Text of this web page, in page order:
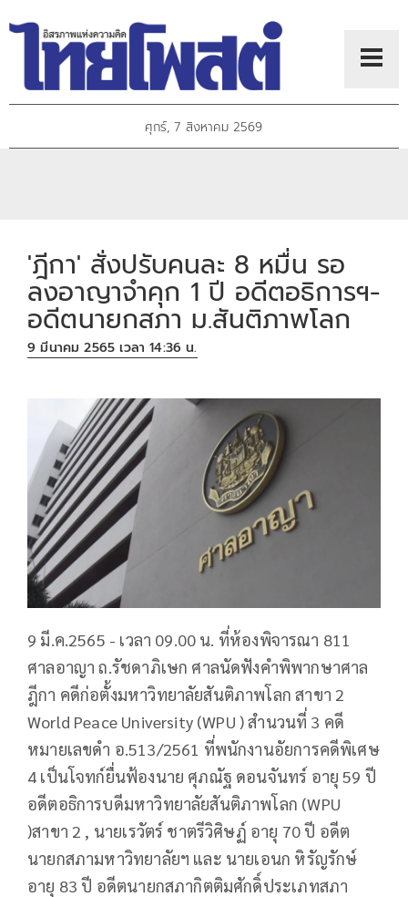
ศุกร์, 7 สิงหาคม 2569
'ฎีกา' สั่งปรับคนละ 8 หมื่น รอ
ลงอาญาจำคุก 1 ปี อดีตอธิการฯ-
อดีตนายกสภา ม.สันติภาพโลก
9 มีนาคม 2565 เวลา 14:36 น.
9 มี.ค.2565 - เวลา 09.00 น. ที่ห้องพิจารณา 811
ศาลอาญา ถ.รัชดาภิเษก ศาลนัดฟังคำพิพากษาศาล
ฎีกา คดีก่อตั้งมหาวิทยาลัยสันติภาพโลก สาขา 2
World Peace University (WPU ) สำนวนที่ 3 คดี
หมายเลขดำ อ.513/2561 ที่พนักงานอัยการคดีพิเศษ
4 เป็นโจทก์ยื่นฟ้องนาย ศุภณัฐ ดอนจันทร์ อายุ 59 ปี
อดีตอธิการบดีมหาวิทยาลัยสันติภาพโลก (WPU
)สาขา 2 , นายเรวัตร์ ชาตรีวิศิษฏ์ อายุ 70 ปี อดีต
นายกสภามหาวิทยาลัยฯ และ นายเอนก หิรัญรักษ์
อายุ 83 ปี อดีตนายกสภากิตติมศักดิ์ประเภทสภา